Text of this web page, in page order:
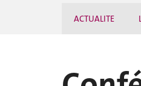
ACTUALITE